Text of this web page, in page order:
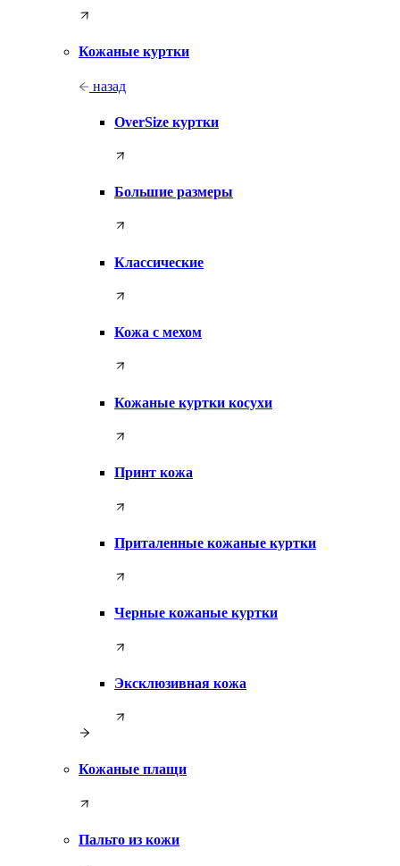
Кожаные куртки
назад
OverSize куртки
Большие размеры
Классические
Кожа с мехом
Кожаные куртки косухи
Принт кожа
Приталенные кожаные куртки
Черные кожаные куртки
Эксклюзивная кожа
Кожаные плащи
Пальто из кожи